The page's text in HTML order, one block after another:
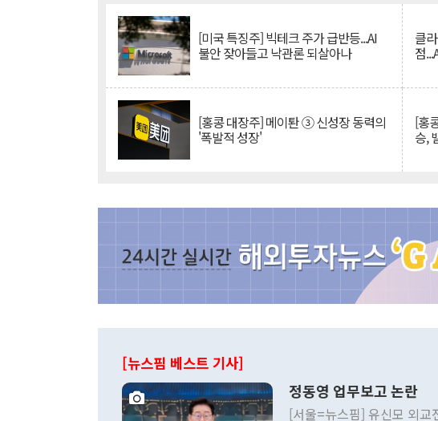
[미국 특징주] 빅테크 주가 급반등...AI
불안 잦아들고 낙관론 되살아나
클
점
[홍콩 대장주] 메이퇀 ③ 신성장 동력의
'폭발적 성장'
[홍
승,
[뉴스핌 베스트 기사]
정동영 업무보고 논란
[서울=뉴스핌] 유신모 외교